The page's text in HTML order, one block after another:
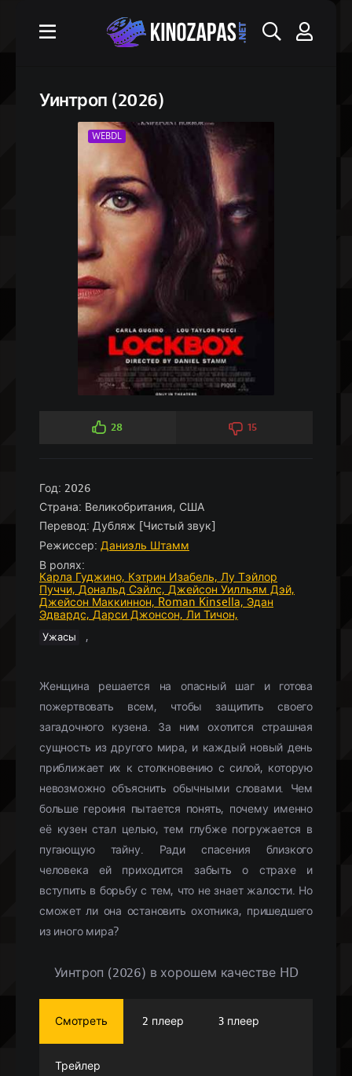
Уинтроп (2026)
WEBDL
28 15
Год: 2026
Страна: Великобритания, США
Перевод: Дубляж [Чистый звук]
Режиссер: Даниэль Штамм
В ролях:
Карла Гуджино, Кэтрин Изабель, Лу Тэйлор
Пуччи, Дональд Сэйлс, Джейсон Уилльям Дэй,
Джейсон Маккиннон, Roman Kinsella, Эдан
Эдвардс, Дарси Джонсон, Ли Тичон,
Ужасы ,
Женщина решается на опасный шаг и готова
пожертвовать всем, чтобы защитить своего
загадочного кузена. За ним охотится страшная
сущность из другого мира, и каждый новый день
приближает их к столкновению с силой, которую
невозможно объяснить обычными словами. Чем
больше героиня пытается понять, почему именно
её кузен стал целью, тем глубже погружается в
пугающую тайну. Ради спасения близкого
человека ей приходится забыть о страхе и
вступить в борьбу с тем, что не знает жалости. Но
сможет ли она остановить охотника, пришедшего
из иного мира?
Уинтроп (2026) в хорошем качестве HD
Смотреть 2 плеер 3 плеер
Трейлер